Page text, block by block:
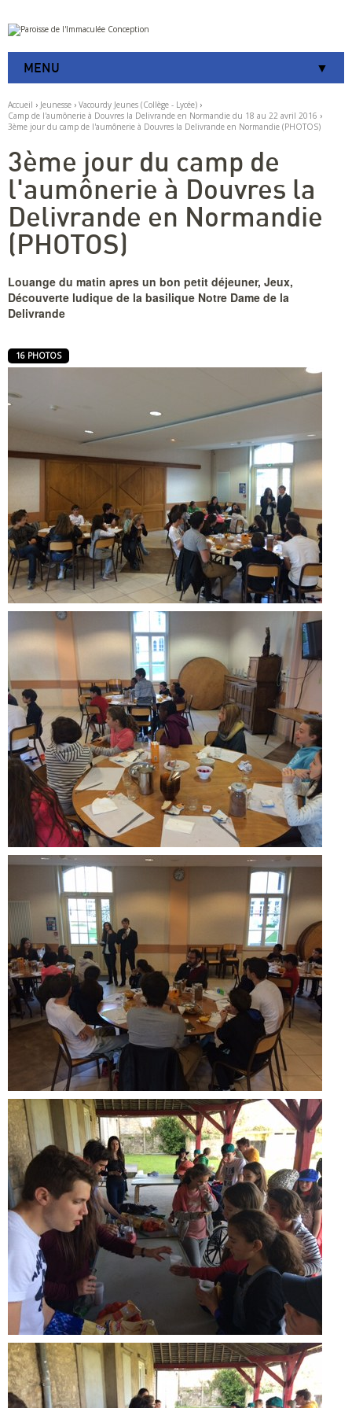
Aller
au
contenu.
à
navigation
Outils
personnels
MENU
Accueil › Jeunesse › Vacourdy Jeunes (Collège - Lycée) ›
Camp de l'aumônerie à Douvres la Delivrande en Normandie du 18 au 22 avril 2016 ›
3ème jour du camp de l'aumônerie à Douvres la Delivrande en Normandie (PHOTOS)
3ème jour du camp de
l'aumônerie à Douvres la
Delivrande en Normandie
(PHOTOS)
Louange du matin apres un bon petit déjeuner, Jeux,
Découverte ludique de la basilique Notre Dame de la
Delivrande
16 PHOTOS